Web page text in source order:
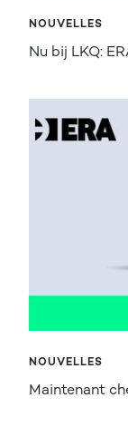
NOUVELLES
Nu bij LKQ:
NOUVELLES
Maintenant